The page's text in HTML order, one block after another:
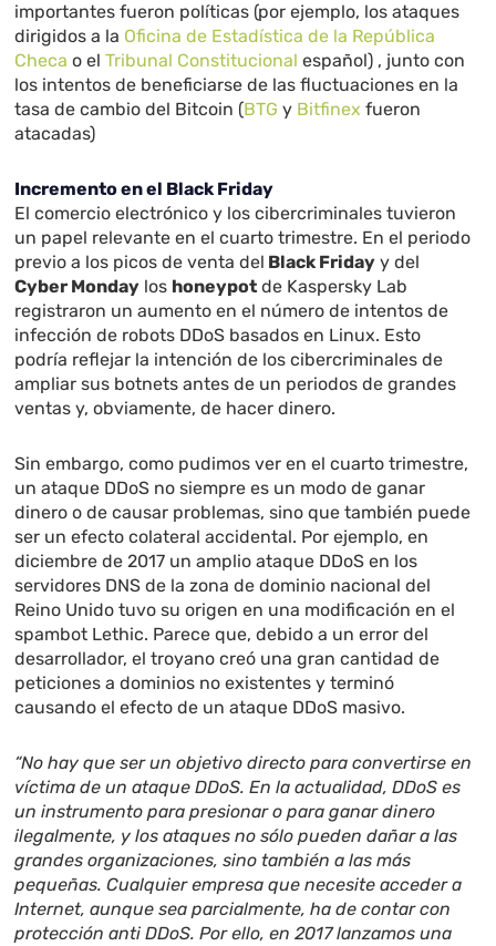
importantes fueron políticas (por ejemplo, los ataques
dirigidos a la Oficina de Estadística de la República
Checa o elTribunal Constitucional español) , junto con
los intentos de beneficiarse de las fluctuaciones en la
tasa de cambio del Bitcoin (BTG y Bitfinex fueron
atacadas)
Incremento en el Black Friday
El comercio electrónico y los cibercriminales tuvieron
un papel relevante en el cuarto trimestre. En el periodo
previo a los picos de venta del Black Friday y del
Cyber Monday los honeypot de Kaspersky Lab
registraron un aumento en el número de intentos de
infección de robots DDoS basados en Linux. Esto
podría reflejar la intención de los cibercriminales de
ampliar sus botnets antes de un periodos de grandes
ventas y, obviamente, de hacer dinero.
Sin embargo, como pudimos ver en el cuarto trimestre,
un ataque DDoS no siempre es un modo de ganar
dinero o de causar problemas, sino que también puede
ser un efecto colateral accidental. Por ejemplo, en
diciembre de 2017 un amplio ataque DDoS en los
servidores DNS de la zona de dominio nacional del
Reino Unido tuvo su origen en una modificación en el
spambot Lethic. Parece que, debido a un error del
desarrollador, el troyano creó una gran cantidad de
peticiones a dominios no existentes y terminó
causando el efecto de un ataque DDoS masivo.
“No hay que ser un objetivo directo para convertirse en
víctima de un ataque DDoS. En la actualidad, DDoS es
un instrumento para presionar o para ganar dinero
ilegalmente, y los ataques no sólo pueden dañar a las
grandes organizaciones, sino también a las más
pequeñas. Cualquier empresa que necesite acceder a
Internet, aunque sea parcialmente, ha de contar con
protección anti DDoS. Por ello, en 2017 lanzamos una